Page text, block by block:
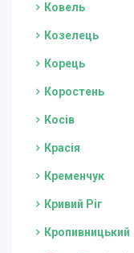
Ковель
Козелець
Корець
Коростень
Косів
Красія
Кременчук
Кривий Ріг
Кропивницький